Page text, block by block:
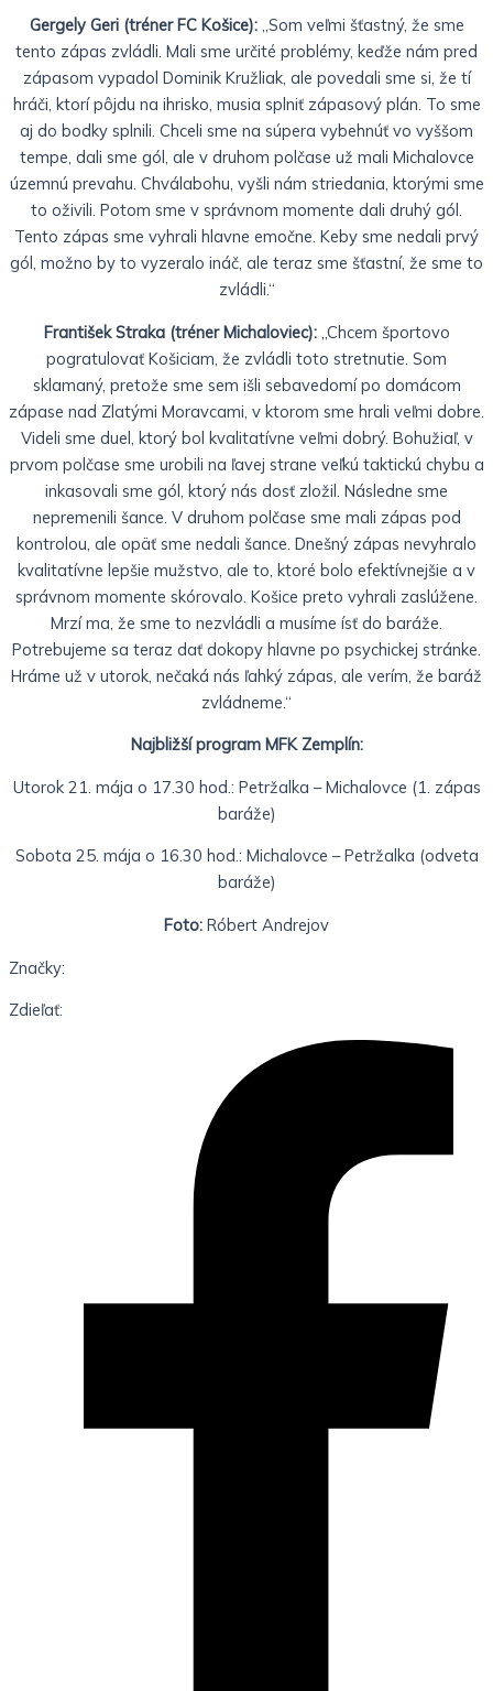
Gergely Geri (tréner FC Košice): „Som veľmi šťastný, že sme
tento zápas zvládli. Mali sme určité problémy, keďže nám pred
zápasom vypadol Dominik Kružliak, ale povedali sme si, že tí
hráči, ktorí pôjdu na ihrisko, musia splniť zápasový plán. To sme
aj do bodky splnili. Chceli sme na súpera vybehnúť vo vyššom
tempe, dali sme gól, ale v druhom polčase už mali Michalovce
územnú prevahu. Chválabohu, vyšli nám striedania, ktorými sme
to oživili. Potom sme v správnom momente dali druhý gól.
Tento zápas sme vyhrali hlavne emočne. Keby sme nedali prvý
gól, možno by to vyzeralo ináč, ale teraz sme šťastní, že sme to
zvládli.“
František Straka (tréner Michaloviec):„Chcem športovo
pogratulovať Košiciam, že zvládli toto stretnutie. Som
sklamaný, pretože sme sem išli sebavedomí po domácom
zápase nad Zlatými Moravcami, v ktorom sme hrali veľmi dobre.
Videli sme duel, ktorý bol kvalitatívne veľmi dobrý. Bohužiaľ, v
prvom polčase sme urobili na ľavej strane veľkú taktickú chybu a
inkasovali sme gól, ktorý nás dosť zložil. Následne sme
nepremenili šance. V druhom polčase sme mali zápas pod
kontrolou, ale opäť sme nedali šance. Dnešný zápas nevyhralo
kvalitatívne lepšie mužstvo, ale to, ktoré bolo efektívnejšie a v
správnom momente skórovalo. Košice preto vyhrali zaslúžene.
Mrzí ma, že sme to nezvládli a musíme ísť do baráže.
Potrebujeme sa teraz dať dokopy hlavne po psychickej stránke.
Hráme už v utorok, nečaká nás ľahký zápas, ale verím, že baráž
zvládneme.“
Najbližší program MFK Zemplín:
Utorok 21. mája o 17.30 hod.: Petržalka – Michalovce (1. zápas
baráže)
Sobota 25. mája o 16.30 hod.: Michalovce – Petržalka (odveta
baráže)
Foto: Róbert Andrejov
Značky:
Zdieľať: